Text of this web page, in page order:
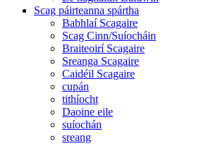
Scag páirteanna spártha
Babhlaí Scagaire
Scag Cinn/Suíocháin
Braiteoirí Scagaire
Sreanga Scagaire
Caidéil Scagaire
cupán
tithíocht
Daoine eile
suíochán
sreang